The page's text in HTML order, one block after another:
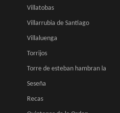
Villatobas
Villarrubia de Santiago
Villaluenga
Torrijos
Torre de esteban hambran la
Seseña
Recas